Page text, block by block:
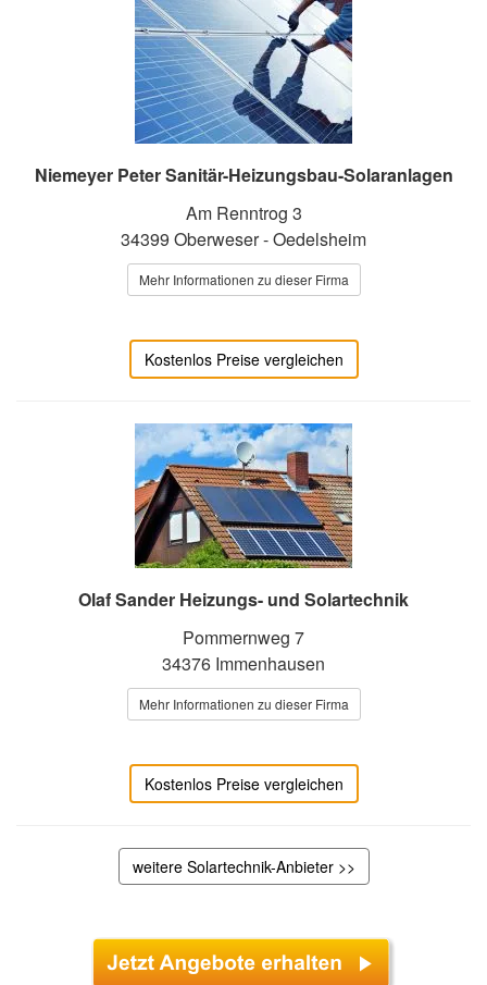
Niemeyer Peter Sanitär-Heizungsbau-Solaranlagen
Am Renntrog 3
34399 Oberweser - Oedelsheim
Mehr Informationen zu dieser Firma
Kostenlos Preise vergleichen
Olaf Sander Heizungs- und Solartechnik
Pommernweg 7
34376 Immenhausen
Mehr Informationen zu dieser Firma
Kostenlos Preise vergleichen
weitere Solartechnik-Anbieter >>